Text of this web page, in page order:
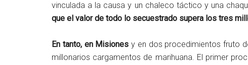
vinculada a la causa y un chaleco táctico y una
que el valor de todo lo secuestrado supera los tres
En tanto, en Misiones y en dos procedimientos fruto
millonarios cargamentos de marihuana. El primer